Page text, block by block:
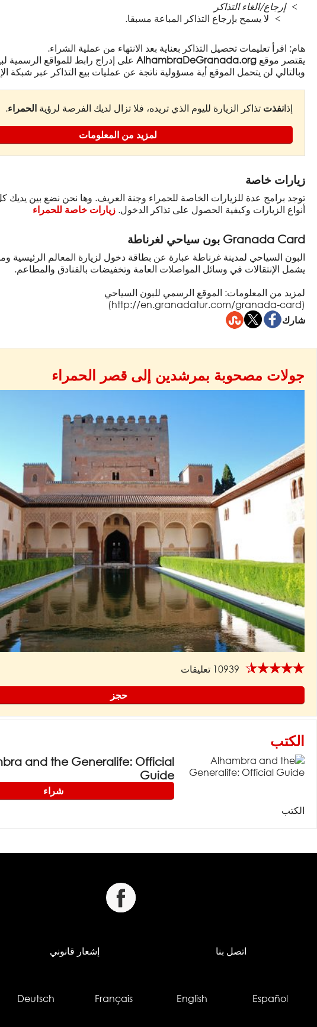
إرجاع/الغاء التذاكر
لا يسمح بإرجاع التذاكر المباعة مسبقا.
هام: اقرأ تعليمات تحصيل التذاكر بعناية بعد الانتهاء من عملية الشراء.
يقتصر موقعAlhambraDeGranada.org على إدراج رابط للمواقع الرسمية
وبالتالي لن يتحمل الموقع أية مسؤولية ناتجة عن عمليات بيع التذاكر عبر شبكة
إذانفذت تذاكر الزيارة لليوم الذي تريده، فلا تزال لديك الفرصة لرؤيةالحمراء.
لمزيد من المعلومات
زيارات خاصة
توجد برامج عدة للزيارات الخاصة للحمراء وجنة العريف. وها نحن نضع بين
أنواع الزيارات وكيفية الحصول على تذاكر الدخول.زيارات خاصة للحمراء
Granada Card بون سياحي لغرناطة
البون السياحي لمدينة غرناطة عبارة عن بطاقة دخول لزيارة المعالم الرئيسية
يشمل الإنتقالات في وسائل المواصلات العامة وتخفيضات بالفنادق والمطاعم.
لمزيد من المعلومات: الموقع الرسمي للبون السياحي
(http://en.granadatur.com/granada-card)
شارك
جولات مصحوبة بمرشدين إلى قصر الحمراء
★★★★★ 10939 تعليقات
حجز
الكتب
and the Generalife: Official
Guide
شراء
الكتب
اتصل بنا إشعار قانوني
Español
English
Français
Deutsch